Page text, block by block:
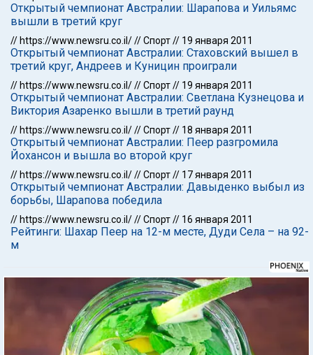
Открытый чемпионат Австралии: Шарапова и Уильямс
вышли в третий круг
// https://www.newsru.co.il///Спорт// 19 января 2011
Открытый чемпионат Австралии: Стаховский вышел в
третий круг, Андреев и Куницин проиграли
// https://www.newsru.co.il///Спорт// 19 января 2011
Открытый чемпионат Австралии: Светлана Кузнецова и
Виктория Азаренко вышли в третий раунд
// https://www.newsru.co.il///Спорт// 18 января 2011
Открытый чемпионат Австралии: Пеер разгромила
Йохансон и вышла во второй круг
// https://www.newsru.co.il///Спорт// 17 января 2011
Открытый чемпионат Австралии: Давыденко выбыл из
борьбы, Шарапова победила
// https://www.newsru.co.il///Спорт// 16 января 2011
Рейтинги: Шахар Пеер на 12-м месте, Дуди Села – на 92-
м